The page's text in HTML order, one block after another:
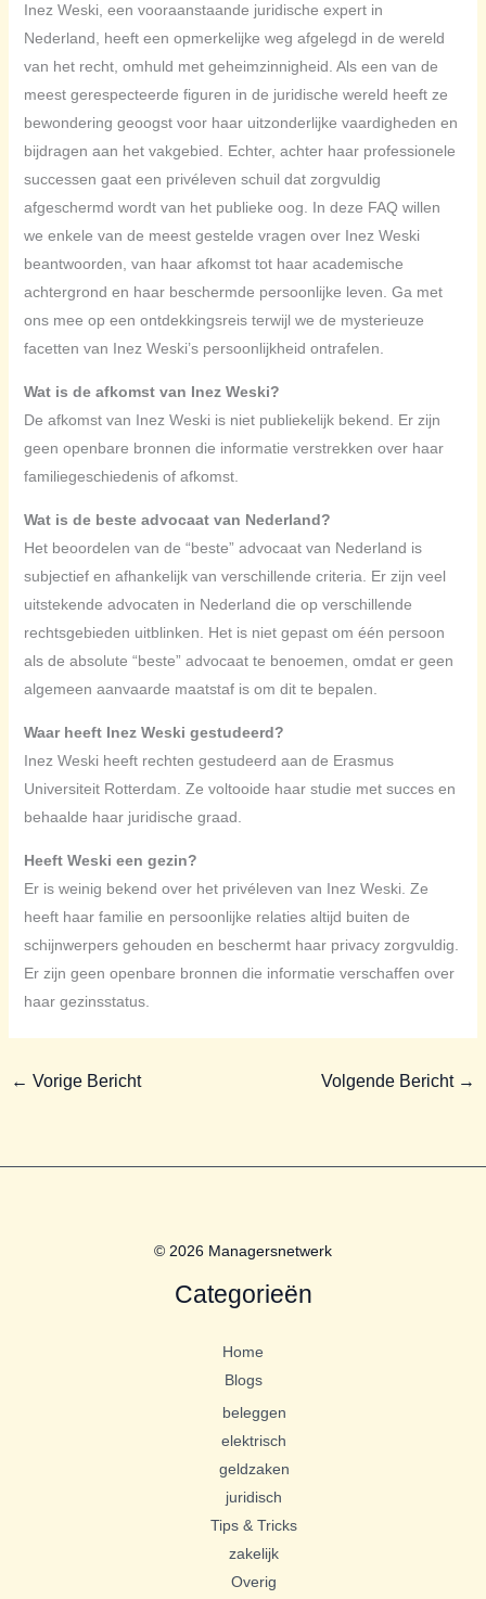
Inez Weski, een vooraanstaande juridische expert in
Nederland, heeft een opmerkelijke weg afgelegd in de wereld
van het recht, omhuld met geheimzinnigheid. Als een van de
meest gerespecteerde figuren in de juridische wereld heeft ze
bewondering geoogst voor haar uitzonderlijke vaardigheden en
bijdragen aan het vakgebied. Echter, achter haar professionele
successen gaat een privéleven schuil dat zorgvuldig
afgeschermd wordt van het publieke oog. In deze FAQ willen
we enkele van de meest gestelde vragen over Inez Weski
beantwoorden, van haar afkomst tot haar academische
achtergrond en haar beschermde persoonlijke leven. Ga met
ons mee op een ontdekkingsreis terwijl we de mysterieuze
facetten van Inez Weski’s persoonlijkheid ontrafelen.
Wat is de afkomst van Inez Weski?
De afkomst van Inez Weski is niet publiekelijk bekend. Er zijn
geen openbare bronnen die informatie verstrekken over haar
familiegeschiedenis of afkomst.
Wat is de beste advocaat van Nederland?
Het beoordelen van de “beste” advocaat van Nederland is
subjectief en afhankelijk van verschillende criteria. Er zijn veel
uitstekende advocaten in Nederland die op verschillende
rechtsgebieden uitblinken. Het is niet gepast om één persoon
als de absolute “beste” advocaat te benoemen, omdat er geen
algemeen aanvaarde maatstaf is om dit te bepalen.
Waar heeft Inez Weski gestudeerd?
Inez Weski heeft rechten gestudeerd aan de Erasmus
Universiteit Rotterdam. Ze voltooide haar studie met succes en
behaalde haar juridische graad.
Heeft Weski een gezin?
Er is weinig bekend over het privéleven van Inez Weski. Ze
heeft haar familie en persoonlijke relaties altijd buiten de
schijnwerpers gehouden en beschermt haar privacy zorgvuldig.
Er zijn geen openbare bronnen die informatie verschaffen over
haar gezinsstatus.
← Vorige Bericht Volgende Bericht →
© 2026 Managersnetwerk
Categorieën
Home
Blogs
beleggen
elektrisch
geldzaken
juridisch
Tips & Tricks
zakelijk
Overig